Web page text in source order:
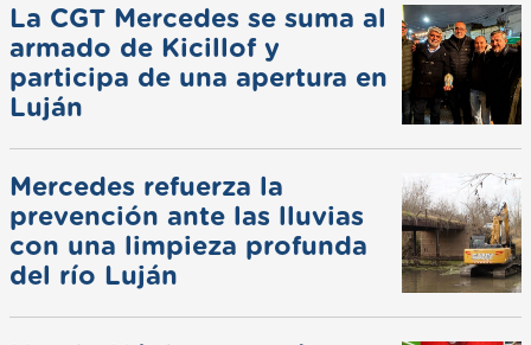
La CGT Mercedes se suma al
armado de Kicillof y
participa de una apertura en
Luján
Mercedes refuerza la
prevención ante las lluvias
con una limpieza profunda
del río Luján